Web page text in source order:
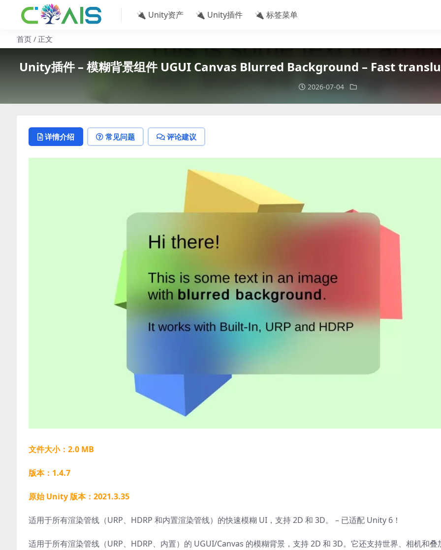
🔌 Unity资产 🔌 Unity插件 🔌 标签菜单
首页 正文
Unity插件 – 模糊背景组件 UGUI Canvas Blurred Background – Fast
2026-07-04
详情介绍 常见问题 评论建议
文件大小：2.0 MB
版本：1.4.7
原始 Unity 版本：2021.3.35
适用于所有渲染管线（URP、HDRP 和内置渲染管线）的快速模糊 UI，支持 2D 和 3D。 – 已适配 Unity 6！
适用于所有渲染管线（URP、HDRP、内置）的 UGUI/Canvas 的模糊背景，支持 2D 和 3D。它还支持世界、相机和叠